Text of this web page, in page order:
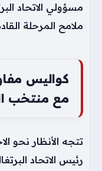
مسؤولي الاتحاد
ملامح المرحلة
كواليس
مع منتخب
تتجه الأنظار نحو
رئيس الاتحاد